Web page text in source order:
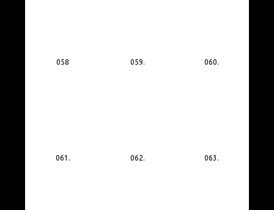
058 059. 060.
061. 062. 063.